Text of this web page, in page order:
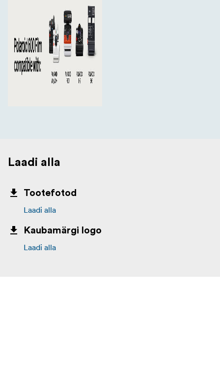
Laadi alla
Tootefotod
Laadi alla
Kaubamärgi logo
Laadi alla